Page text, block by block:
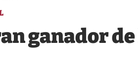
ganador